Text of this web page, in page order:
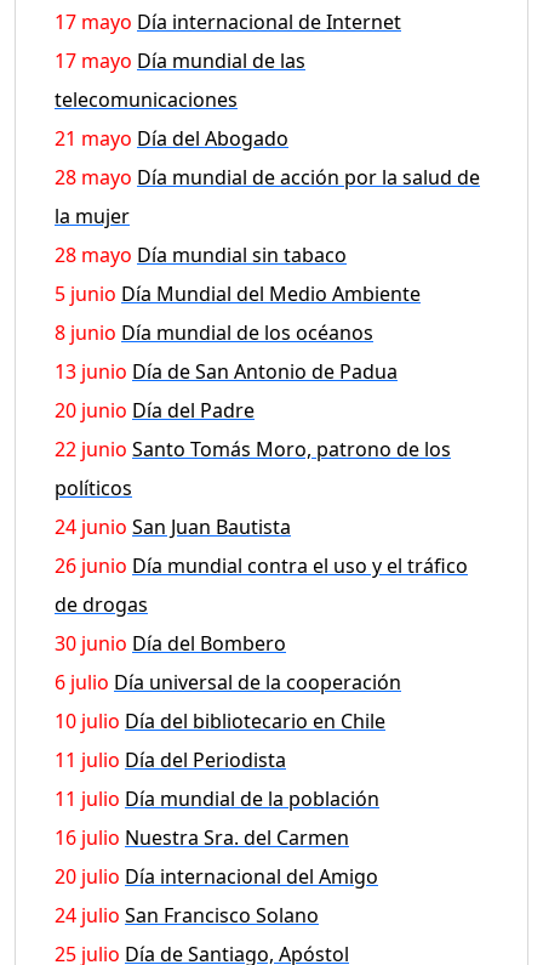
17 mayo Día internacional de Internet
17 mayo Día mundial de las
telecomunicaciones
21 mayo Día del Abogado
28 mayo Día mundial de acción por la salud de
la mujer
28 mayo Día mundial sin tabaco
5 junio Día Mundial del Medio Ambiente
8 junio Día mundial de los océanos
13 junio Día de San Antonio de Padua
20 junio Día del Padre
22 junio Santo Tomás Moro, patrono de los
políticos
24 junio San Juan Bautista
26 junio Día mundial contra el uso y el tráfico
de drogas
30 junio Día del Bombero
6 julio Día universal de la cooperación
10 julio Día del bibliotecario en Chile
11 julio Día del Periodista
11 julio Día mundial de la población
16 julio Nuestra Sra. del Carmen
20 julio Día internacional del Amigo
24 julio San Francisco Solano
25 julio Día de Santiago, Apóstol